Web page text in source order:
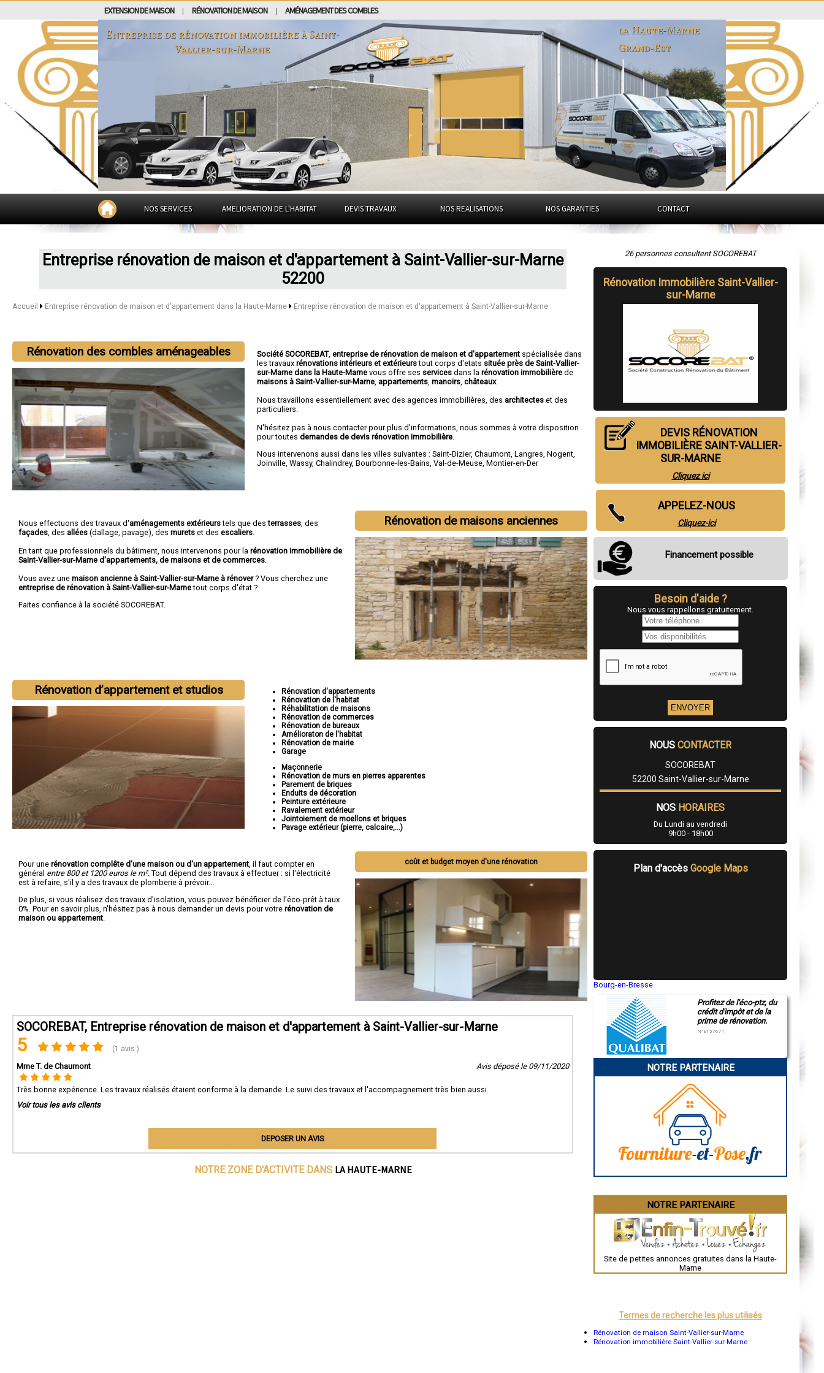
EXTENSION DE MAISON RÉNOVATION DE MAISON AMÉNAGEMENT DES COMBLES
Entreprise de rénovation immobilière àSaint-
Vallier-sur-Marne
la Haute-Marne
Grand-Est
NOS SERVICES AMELIORATION DE L'HABITAT DEVIS TRAVAUX NOS REALISATIONS NOS GARANTIES CONTACT
Entreprise rénovation de maison et d'appartement à Saint-Vallier-sur-Marne
52200
Accueil Entreprise rénovation de maison et d'appartement dans la Haute-Marne Entreprise rénovation de maison et d'appartement à Saint-Vallier-sur-Marne
Rénovation des combles aménageables Société SOCOREBAT,entreprise de rénovation de maison et d'appartement spécialisée dans
les travauxrénovations intérieurs et extérieurstout corps d'etats située près de Saint-Vallier-
sur-Marne dans la Haute-Marnevous offre ses services dans larénovation immobilière de
maisons à Saint-Vallier-sur-Marne appartements ,manoirs ,châteaux.
Nous travaillons essentiellement avec des agences immobilières, des architectes et des
particuliers.
N'hésitez pas à nous contacter pour plus d'informations, nous sommes à votre disposition
pour toutesdemandes de devis rénovation immobilière
Nous intervenons aussi dans les villes suivantes :Saint-Dizier,Chaumont ,Langres ,Nogent
Joinville ,Wassy,Chalindrey,Bourbonne-les-Bains ,Val-de-Meuse ,Montier-en-Der
Rénovation de maisons anciennes
Nous effectuons des travaux d'aménagements extérieurstels que desterrasses , des
façades , des allées (dallage, pavage), des murets et des escaliers
En tant que professionnels du bâtiment, nous intervenons pour la rénovation immobilière de
Saint-Vallier-sur-Marne d'appartements, de maisons et de commerces
Vous avez une maison ancienne à Saint-Vallier-sur-Marne à rénover? Vous cherchez une
entreprise de rénovation à Saint-Vallier-sur-Marnetout corps d'état ?
Faites confiance à la société SOCOREBAT.
Rénovation d’appartement et studios
Rénovation d'appartements
Rénovation de l'habitat
Réhabilitation de maisons
Rénovation de commerces
Rénovation de bureaux
Amélioraton de l'habitat
Rénovation de mairie
Garage
Maçonnerie
Rénovation de murs en pierres apparentes
Parement de briques
Enduits de décoration
Peinture extérieure
Ravalement extérieur
Jointoiement de moellons et briques
Pavage extérieur (pierre, calcaire,...)
coût et budget moyen d'une rénovation
Pour une rénovation complête d'une maison ou d'un appartement , il faut compter en
général entre 800 et 1200 euros le m². Tout dépend des travaux à effectuer : si l'électricité
est à refaire, s'il y a des travaux de plomberie à prévoir...
De plus, si vous réalisez des travaux d'isolation, vous pouvez bénéficier de l'éco-prêt à taux
0%. Pour en savoir plus, n'hésitez pas à nous demander un devis pour votre rénovation de
maison ou appartement
SOCOREBAT, Entreprise rénovation de maison et d'appartement à Saint-Vallier-sur-Marne
5 (1 avis )
Mme T. de Chaumont Avis déposé le 09/11/2020
Très bonne expérience. Les travaux réalisés étaient conforme à la demande. Le suivi des travaux et l'accompagnement très bien aussi.
Voir tous les avis clients
DEPOSER UN AVIS
NOTRE ZONE D'ACTIVITE DANS LA HAUTE-MARNE
26 personnes consultent SOCOREBAT
Rénovation Immobilière Saint-Vallier-
sur-Marne
DEVIS RÉNOVATION
IMMOBILIÈRE SAINT-VALLIER-
SUR-MARNE
Cliquez ici
APPELEZ-NOUS
Cliquez-ici
Financement possible
Besoin d'aide ?
Nous vous rappellons gratuitement.
NOUS CONTACTER
SOCOREBAT
52200 Saint-Vallier-sur-Marne
NOS HORAIRES
Du Lundi au vendredi
9h00 - 18h00
Plan d'accès Google Maps
Bourg-en-Bresse
Montluçon
Manosque
Gap
Charleville-Mézières
Pamiers
Narbonne
Brive-la-Gaillarde
Guéret
Besançon
Évreux
Chartres
Nîmes
Auch
Grenoble
Mont-de-Marsan
Blois
Profitez de l'éco-ptz, du
crédit d'impôt et de la
prime de rénovation.
N°E157671
NOTRE PARTENAIRE
NOTRE PARTENAIRE
Site de petites annonces gratuites dans la Haute-
Marne
Termes de recherche les plus utilisés
Rénovation de maison Saint-Vallier-sur-Marne
Rénovation immobilière Saint-Vallier-sur-Marne